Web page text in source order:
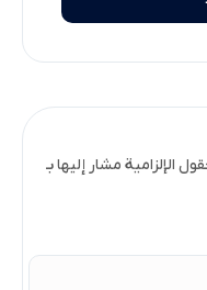
الإلزامية مشار إليها بـ